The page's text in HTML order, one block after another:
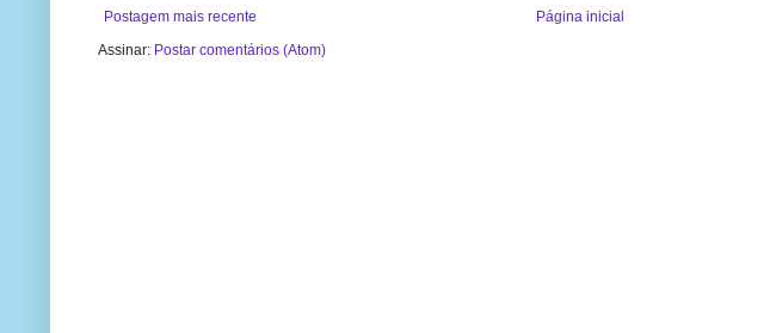
Postagem mais recente
Página inicial
Assinar: Postar comentários (Atom)